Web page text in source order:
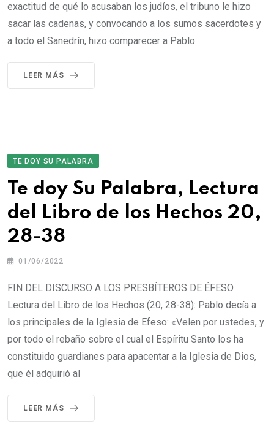
exactitud de qué lo acusaban los judíos, el tribuno le hizo
sacar las cadenas, y convocando a los sumos sacerdotes y
a todo el Sanedrín, hizo comparecer a Pablo
LEER MÁS
TE DOY SU PALABRA
Te doy Su Palabra, Lectura
del Libro de los Hechos 20,
28-38
01/06/2022
FIN DEL DISCURSO A LOS PRESBÍTEROS DE ÉFESO.
Lectura del Libro de los Hechos (20, 28-38): Pablo decía a
los principales de la Iglesia de Efeso: «Velen por ustedes, y
por todo el rebaño sobre el cual el Espíritu Santo los ha
constituido guardianes para apacentar a la Iglesia de Dios,
que él adquirió al
LEER MÁS